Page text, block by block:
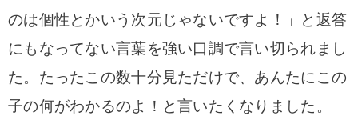
のは個性とかいう次元じゃないですよ！」と返答
にもなってない言葉を強い口調で言い切られまし
た。たったこの数十分見ただけで、あんたにこの
子の何がわかるのよ！と言いたくなりました。